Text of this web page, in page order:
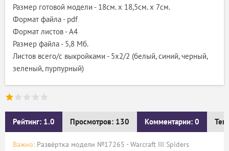
Размер готовой модели - 18см. x 18,5см. x 7см.
Формат файла - pdf
Формат листов - A4
Размер файла - 5,8 Мб.
Листов всего/с выкройками - 5х2/2 (белый, синий, черный,
зеленый, пурпурный)
Рейтинг: 1.0 Просмотров: 130 Комментарии: 0
Важно: Развёртка модели №17265 - Warcraft III Spiders